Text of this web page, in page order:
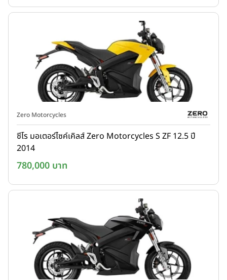
Zero Motorcycles
ซีโร มอเตอร์ไซค์เคิลส์ Zero Motorcycles S ZF 12.5 ปี
2014
780,000 บาท